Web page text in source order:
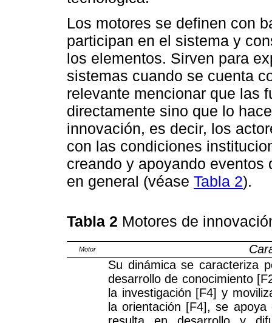
Los motores se definen con
participan en el sistema y
los elementos. Sirven para
sistemas cuando se cuenta
relevante mencionar que las
directamente sino que lo
innovación, es decir, los
con las condiciones
creando y apoyando
en general (véase Tabla 2).
Tabla 2 Motores de
Motor
Su dinámica se caracteriza
desarrollo de conocimiento
la investigación [F4] y
la orientación [F4], se